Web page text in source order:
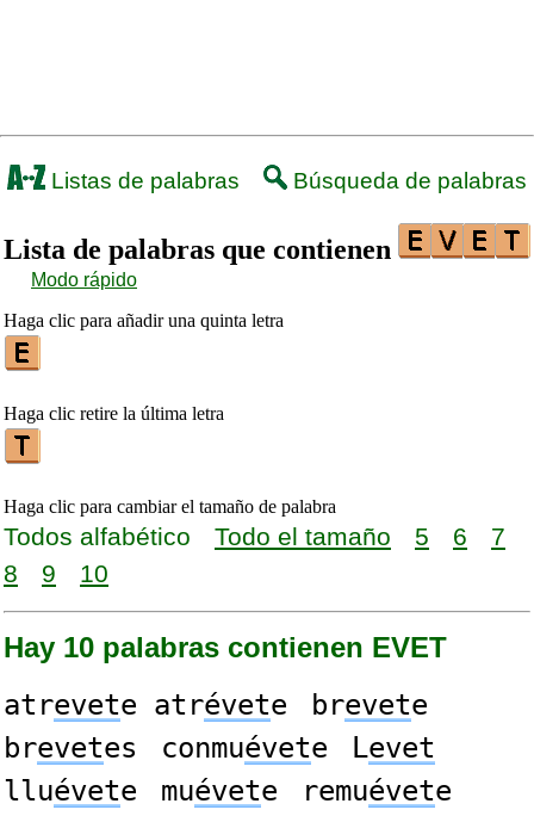
Listas de palabras Búsqueda de palabras
Lista de palabras que contienen
Modo rápido
Haga clic para añadir una quinta letra
Haga clic retire la última letra
Haga clic para cambiar el tamaño de palabra
Todos alfabético Todo el tamaño 5 6
7
8
9 10
Hay 10 palabras contienen EVET
atrevete atrévete brevete
brevetes conmuévete Levet
lluévete muévete remuévete